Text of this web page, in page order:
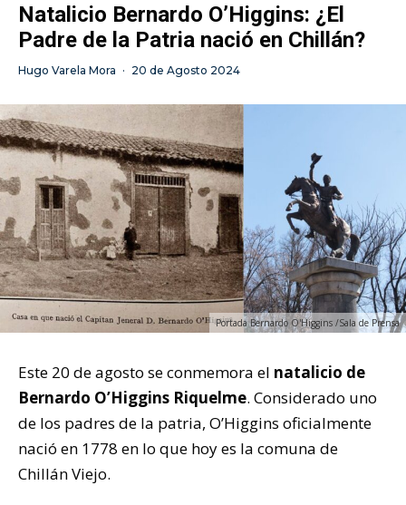
Natalicio Bernardo O’Higgins: ¿El
Padre de la Patria nació en Chillán?
Hugo Varela Mora · 20 de Agosto 2024
Portada Bernardo O'Higgins /Sala de Prensa
Este 20 de agosto se conmemora el natalicio de
Bernardo O’Higgins Riquelme. Considerado uno
de los padres de la patria, O’Higgins oficialmente
nació en 1778 en lo que hoy es la comuna de
Chillán Viejo.